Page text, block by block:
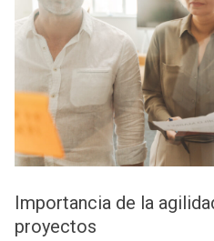
Importancia de la
proyectos